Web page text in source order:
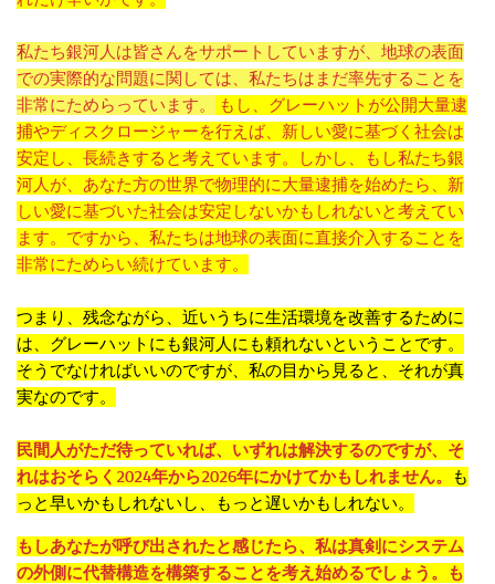
私たち銀河人は皆さんをサポートしていますが、地球の表面
での実際的な問題に関しては、私たちはまだ率先することを
非常にためらっています。
もし、グレーハットが公開大量逮
捕やディスクロージャーを行えば、新しい愛に基づく社会は
安定し、長続きすると考えています。しかし、もし私たち銀
河人が、あなた方の世界で物理的に大量逮捕を始めたら、新
しい愛に基づいた社会は安定しないかもしれないと考えてい
ます。ですから、私たちは地球の表面に直接介入することを
非常にためらい続けています。
つまり、残念ながら、近いうちに生活環境を改善するために
は、グレーハットにも銀河人にも頼れないということです。
そうでなければいいのですが、私の目から見ると、それが真
実なのです。
民間人がただ待っていれば、いずれは解決するのですが、そ
れはおそらく2024年から2026年にかけてかもしれません。
も
っと早いかもしれないし、もっと遅いかもしれない。
もしあなたが呼び出されたと感じたら、私は真剣にシステム
の外側に代替構造を構築することを考え始めるでしょう。も